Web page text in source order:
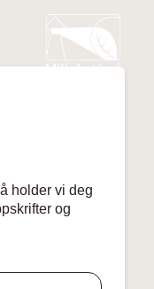
holder vi deg
og